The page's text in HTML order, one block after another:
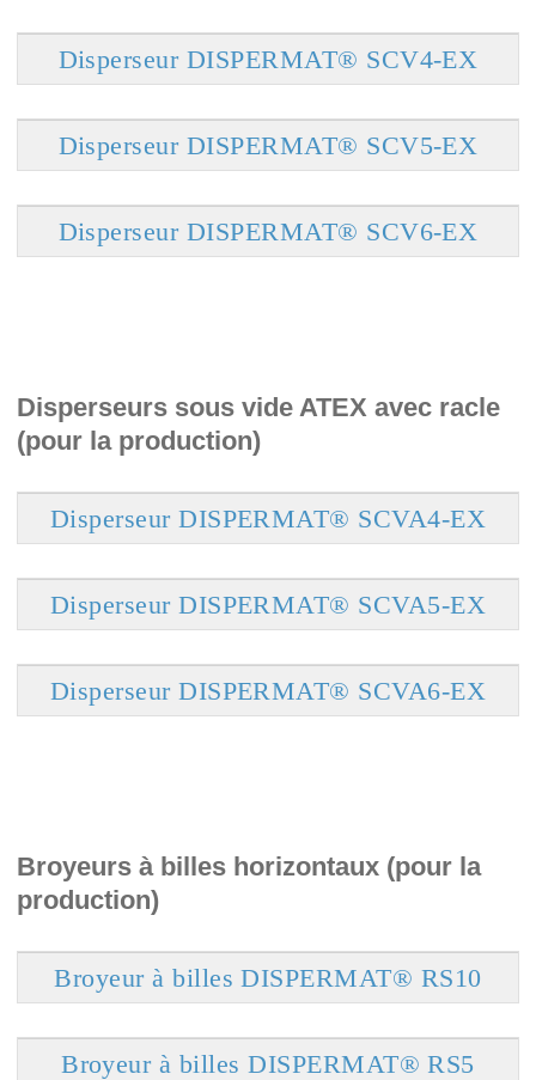
Disperseur DISPERMAT® SCV4-EX
Disperseur DISPERMAT® SCV5-EX
Disperseur DISPERMAT® SCV6-EX
Disperseurs sous vide ATEX avec racle
(pour la production)
Disperseur DISPERMAT® SCVA4-EX
Disperseur DISPERMAT® SCVA5-EX
Disperseur DISPERMAT® SCVA6-EX
Broyeurs à billes horizontaux (pour la
production)
Broyeur à billes DISPERMAT® RS10
Broyeur à billes DISPERMAT® RS5